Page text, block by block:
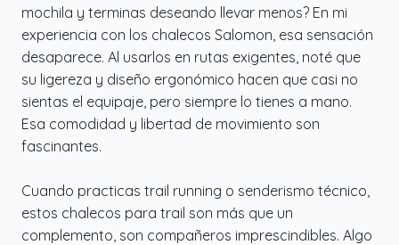
mochila y terminas deseando llevar menos? En mi
experiencia con los chalecos Salomon, esa sensación
desaparece. Al usarlos en rutas exigentes, noté que
su ligereza y diseño ergonómico hacen que casi no
sientas el equipaje, pero siempre lo tienes a mano.
Esa comodidad y libertad de movimiento son
fascinantes.
Cuando practicas trail running o senderismo técnico,
estos chalecos para trail son más que un
complemento, son compañeros imprescindibles. Algo